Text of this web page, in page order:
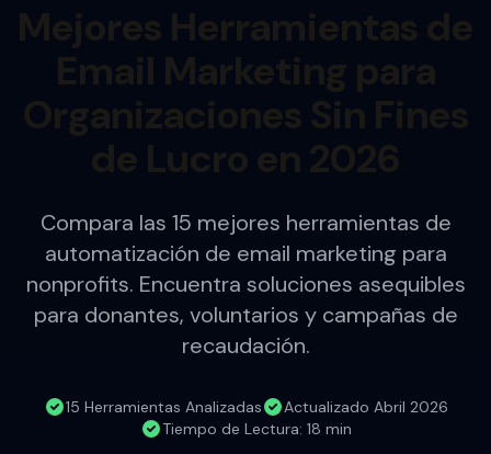
Mejores Herramientas de
Email Marketing para
Organizaciones Sin Fines
de Lucro en 2026
Compara las 15 mejores herramientas de
automatización de email marketing para
nonprofits. Encuentra soluciones asequibles
para donantes, voluntarios y campañas de
recaudación.
15 Herramientas Analizadas
Actualizado Abril 2026
Tiempo de Lectura: 18 min